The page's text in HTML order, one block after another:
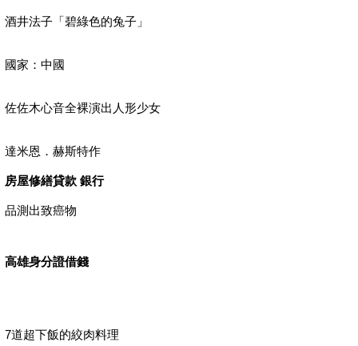
酒井法子「碧綠色的兔子」
國家：中國
佐佐木心音全裸演出人形少女
達米恩．赫斯特作
房屋修繕貸款 銀行
品測出致癌物
高雄身分證借錢
7道超下飯的絞肉料理